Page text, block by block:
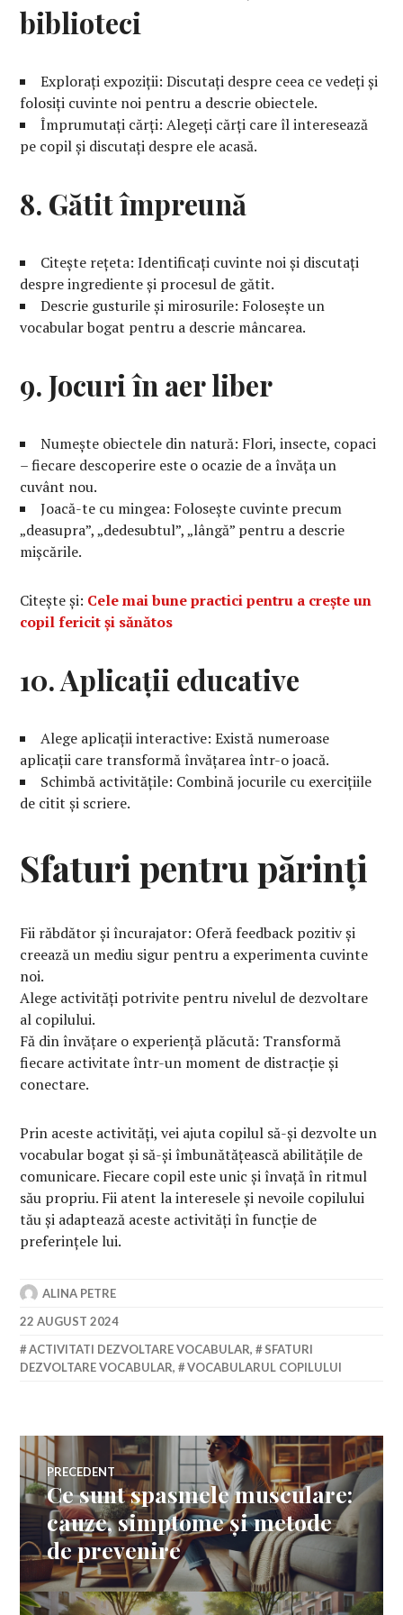
biblioteci
Explorați expoziții: Discutați despre ceea ce vedeți și
folosiți cuvinte noi pentru a descrie obiectele.
Împrumutați cărți: Alegeți cărți care îl interesează
pe copil și discutați despre ele acasă.
8. Gătit împreună
Citește rețeta: Identificați cuvinte noi și discutați
despre ingrediente și procesul de gătit.
Descrie gusturile și mirosurile: Folosește un
vocabular bogat pentru a descrie mâncarea.
9. Jocuri în aer liber
Numește obiectele din natură: Flori, insecte, copaci
– fiecare descoperire este o ocazie de a învăța un
cuvânt nou.
Joacă-te cu mingea: Folosește cuvinte precum
„deasupra”, „dedesubtul”, „lângă” pentru a descrie
mișcările.
Citește și: Cele mai bune practici pentru a crește un
copil fericit și sănătos
10. Aplicații educative
Alege aplicații interactive: Există numeroase
aplicații care transformă învățarea într-o joacă.
Schimbă activitățile: Combină jocurile cu exercițiile
de citit și scriere.
Sfaturi pentru părinți
Fii răbdător și încurajator: Oferă feedback pozitiv și
creează un mediu sigur pentru a experimenta cuvinte
noi.
Alege activități potrivite pentru nivelul de dezvoltare
al copilului.
Fă din învățare o experiență plăcută: Transformă
fiecare activitate într-un moment de distracție și
conectare.
Prin aceste activități, vei ajuta copilul să-și dezvolte un
vocabular bogat și să-și îmbunătățească abilitățile de
comunicare. Fiecare copil este unic și învață în ritmul
său propriu. Fii atent la interesele și nevoile copilului
tău și adaptează aceste activități în funcție de
preferințele lui.
ALINA PETRE
22 AUGUST 2024
ACTIVITATI DEZVOLTARE VOCABULAR,
SFATURI
DEZVOLTARE VOCABULAR, VOCABULARUL COPILULUI
Navigare
în
articole
PRECEDENT
Articolul
anterior:
Ce sunt spasmele musculare:
cauze, simptome și metode
de prevenire